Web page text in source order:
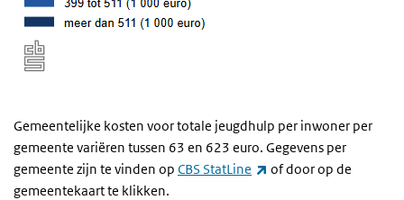
Gemeentelijke kosten voor totale jeugdhulp per inwoner per
gemeente variëren tussen 63 en 623 euro. Gegevens per
gemeente zijn te vinden op CBS StatLine (externe link)
of door op de
gemeentekaart te klikken.